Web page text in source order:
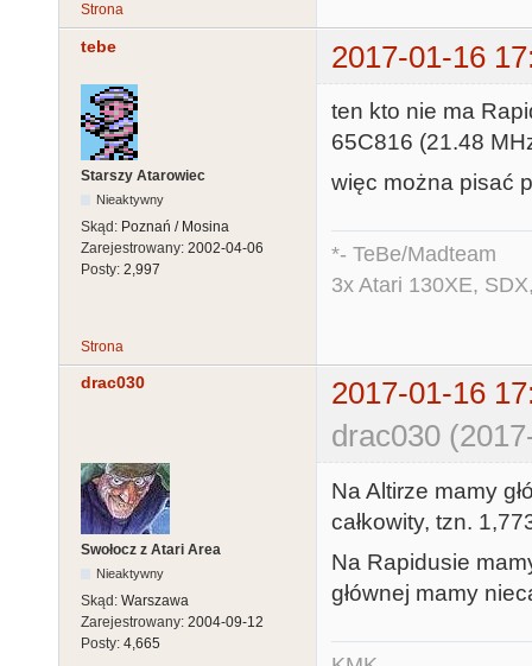
Strona
tebe 2017-01-16
Starszy Atarowiec
Nieaktywny
Skąd: Poznań / Mosina
Zarejestrowany: 2002-04-06
Posty: 2,997
ten kto nie ma
65C816 (21.48
więc można pisać
*- TeBe/Madteam
3x Atari 130XE,
Strona
drac030
2017-01-16
drac030
Swołocz z Atari Area
Nieaktywny
Skąd: Warszawa
Zarejestrowany: 2004-09-12
Posty: 4,665
Na Altirze mamy
całkowity, tzn.
Na Rapidusie
głównej mamy